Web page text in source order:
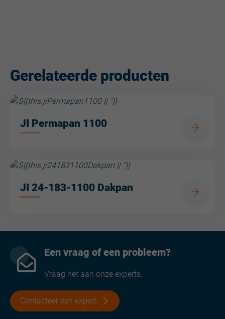
Gerelateerde producten
JI Permapan 1100
JI 24-183-1100 Dakpan
Een vraag of een probleem?
Vraag het aan onze experts.
Contacteer een expert